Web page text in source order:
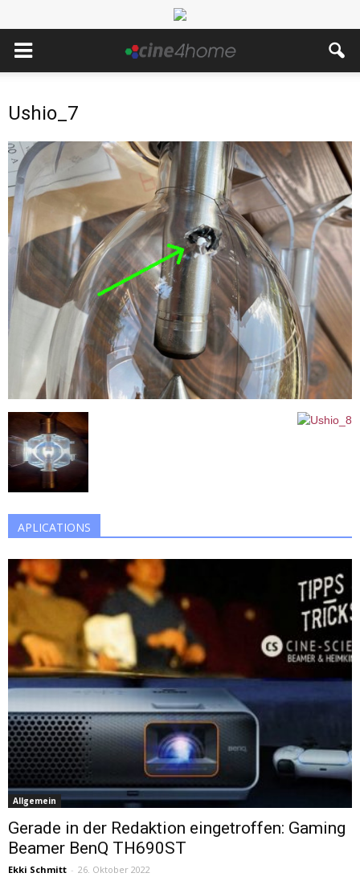
Ushio_7
APLICATIONS
Allgemein
Gerade in der Redaktion eingetroffen: Gaming
Beamer BenQ TH690ST
Ekki Schmitt - 26. Oktober 2022